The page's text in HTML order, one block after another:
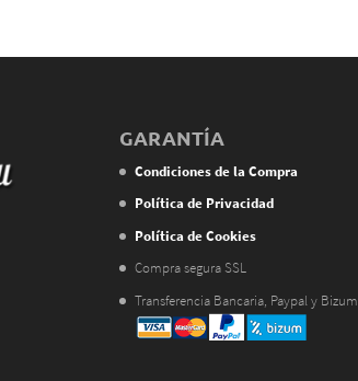
GARANTÍA
Condiciones de la Compra
Política de Privacidad
Política de Cookies
Compra segura SSL
Transferencia Bancaria, Paypal y Bizum